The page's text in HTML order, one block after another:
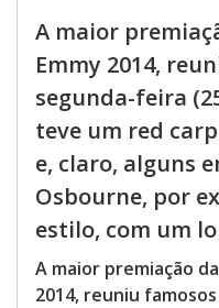
A maior
Emmy 2014,
segunda-feira
teve um red
e, claro, alguns
Osbourne, por
estilo, com um
A maior premiação
2014, reuniu